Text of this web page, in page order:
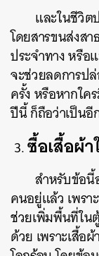
และในชีวิต
โดยสารขนส่งส
ประจำทาง หรื
จะช่วยลดการป
ครั้ง หรือหากใ
ปีนี้ ก็ถือว่าเป็น
ซื้อเสื้อผ้
สำหรับข้อ
คนอยู่แล้ว เพรา
ช่วยเพิ่มพื้นที่ใน
ด้วย เพราะเสื้อ